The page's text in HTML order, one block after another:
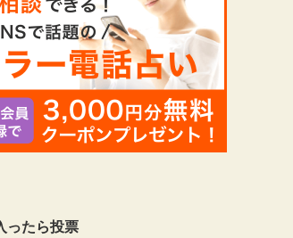
ったら投票